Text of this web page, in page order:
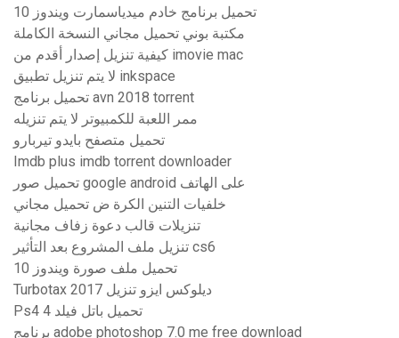
تحميل برنامج خادم ميدياسمارت ويندوز 10
مكتبة بوني تحميل مجاني النسخة الكاملة
كيفية تنزيل إصدار أقدم من imovie mac
لا يتم تنزيل تطبيق inkspace
تحميل برنامج avn 2018 torrent
ممر اللعبة للكمبيوتر لا يتم تنزيله
تحميل متصفح بايدو تيربارو
Imdb plus imdb torrent downloader
تحميل صور google android على الهاتف
خلفيات التنين الكرة ض تحميل مجاني
تنزيلات قالب دعوة زفاف مجانية
تنزيل ملف المشروع بعد التأثير cs6
تحميل ملف صورة ويندوز 10
Turbotax 2017 ديلوكس ايزو تنزيل
Ps4 تحميل باتل فيلد 4
برنامج adobe photoshop 7.0 me free download